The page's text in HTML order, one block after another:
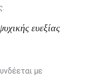
ευεξίας
με